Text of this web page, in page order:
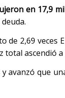
en 17,9
de 2,69 veces
total ascendió
y avanzó que